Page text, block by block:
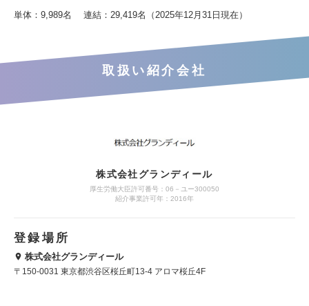
単体：9,989名 連結：29,419名（2025年12月31日現在）
取扱い紹介会社
株式会社グランディール
厚生労働大臣許可番号：06－ユー300050
紹介事業許可年：2016年
登録場所
株式会社グランディール
〒150-0031 東京都渋谷区桜丘町13-4 アロマ桜丘4F